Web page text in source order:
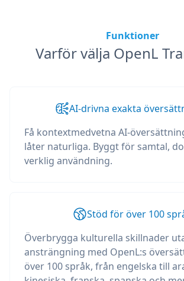
Funktioner
Varför välja OpenL
AI-drivna exakta
Få kontextmedvetna AI-
låter naturliga. Byggt för samtal,
verklig användning.
Stöd för över 100
Överbrygga kulturella skillnader
ansträngning med OpenL:s
över 100 språk, från engelska till